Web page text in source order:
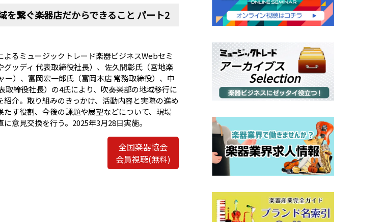
を繋ぐ楽器店だからできること パート2
よるミュージックトレード楽器ビジネスWebセミ
グッディ 代表取締役社長）、佐久間彰氏（宮地楽
ー）、富岡宏一郎氏（富岡本店 常務取締役）、中
取締役社長）の4氏により、吹奏楽部の地域移行に
紹介。取り組みのきっかけ、活動内容と実際の進め
たす役割、今後の課題や展望などについて、現場
意見交換を行う。2025年3月28日実施。
全国楽器協会
会員視聴(無料)